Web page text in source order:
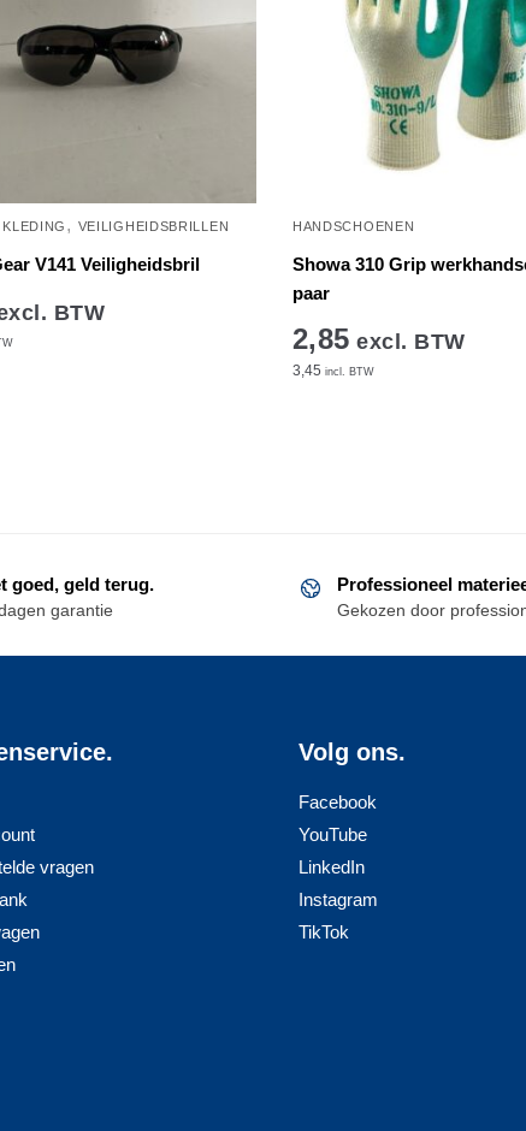
, VEILIGHEIDSBRILLEN
V141 Veiligheidsbril
BTW
HANDSCHOENEN
Showa 310 Grip
paar
2,85 excl. BTW
3,45 incl. BTW
Deze
op
productpagina
goed, geld terug.
garantie
Professioneel
Gekozen door
vragen
Volg ons.
Facebook
YouTube
LinkedIn
Instagram
TikTok